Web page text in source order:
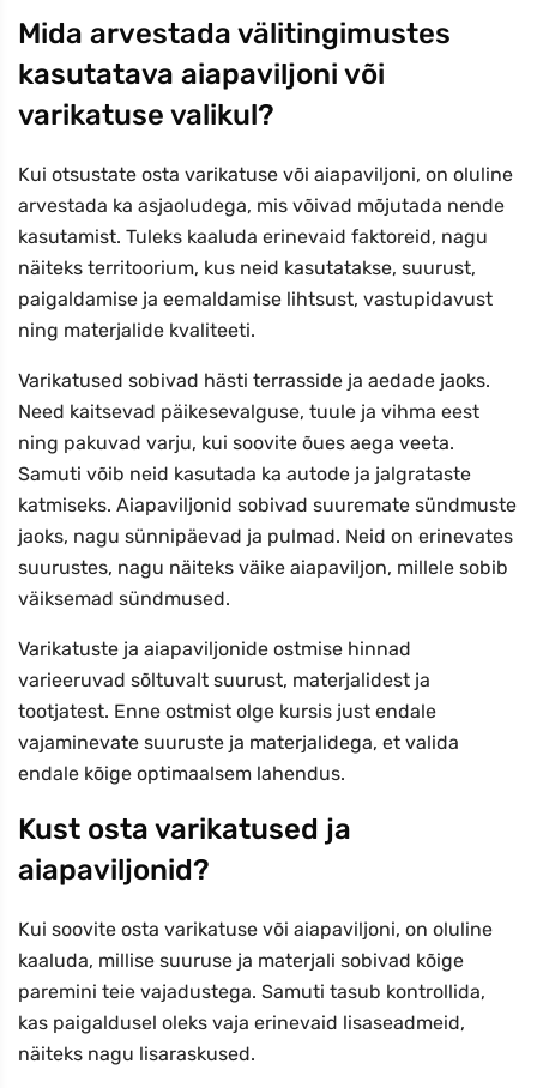
Mida arvestada välitingimustes
kasutatava aiapaviljoni või
varikatuse valikul?
Kui otsustate osta varikatuse või aiapaviljoni, on oluline
arvestada ka asjaoludega, mis võivad mõjutada nende
kasutamist. Tuleks kaaluda erinevaid faktoreid, nagu
näiteks territoorium, kus neid kasutatakse, suurust,
paigaldamise ja eemaldamise lihtsust, vastupidavust
ning materjalide kvaliteeti.
Varikatused sobivad hästi terrasside ja aedade jaoks.
Need kaitsevad päikesevalguse, tuule ja vihma eest
ning pakuvad varju, kui soovite õues aega veeta.
Samuti võib neid kasutada ka autode ja jalgrataste
katmiseks. Aiapaviljonid sobivad suuremate sündmuste
jaoks, nagu sünnipäevad ja pulmad. Neid on erinevates
suurustes, nagu näiteks väike aiapaviljon, millele sobib
väiksemad sündmused.
Varikatuste ja aiapaviljonide ostmise hinnad
varieeruvad sõltuvalt suurust, materjalidest ja
tootjatest. Enne ostmist olge kursis just endale
vajaminevate suuruste ja materjalidega, et valida
endale kõige optimaalsem lahendus.
Kust osta varikatused ja
aiapaviljonid?
Kui soovite osta varikatuse või aiapaviljoni, on oluline
kaaluda, millise suuruse ja materjali sobivad kõige
paremini teie vajadustega. Samuti tasub kontrollida,
kas paigaldusel oleks vaja erinevaid lisaseadmeid,
näiteks nagu lisaraskused.